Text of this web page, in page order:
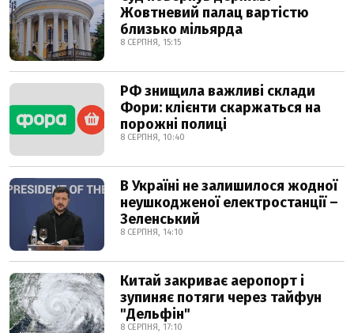
Жовтневий палац вартістю
близько мільярда
8 СЕРПНЯ, 15:15
РФ знищила важливі склади
Фори: клієнти скаржаться на
порожні полиці
8 СЕРПНЯ, 10:40
В Україні не залишилося жодної
неушкодженої електростанції –
Зеленський
8 СЕРПНЯ, 14:10
Китай закриває аеропорт і
зупиняє потяги через тайфун
"Дельфін"
8 СЕРПНЯ, 17:10